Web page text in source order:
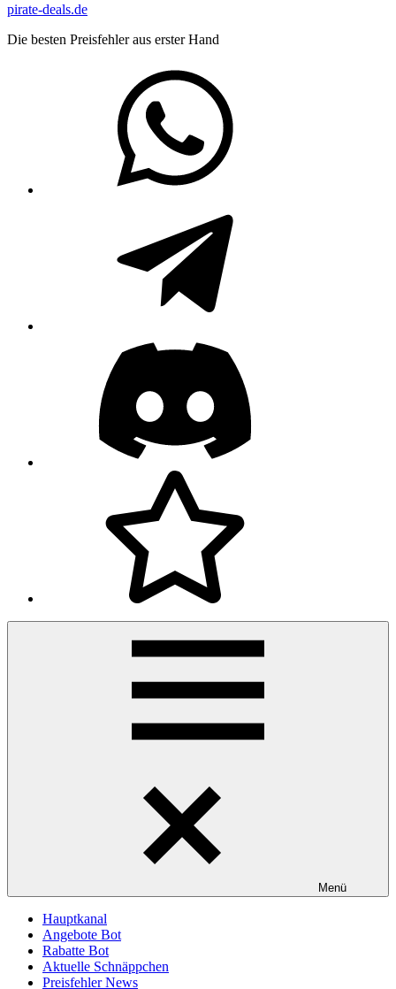
Zum
springen
pirate-deals.de
Die besten Preisfehler aus erster Hand
Menü
Hauptkanal
Angebote Bot
Rabatte Bot
Aktuelle Schnäppchen
Preisfehler News